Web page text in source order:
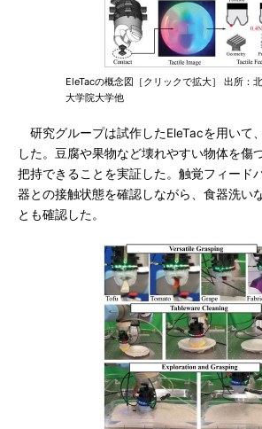
EleTacの概念図［クリックで拡大］ 出所：
大学院大学他
研究グループは試作したEleTacを用いて
した。豆腐や果物など壊れやすい物体を傷
把持できることを実証した。触覚フィード
器との接触状態を確認しながら、食器洗い
とも確認した。